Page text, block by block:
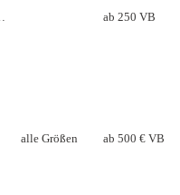
ab 250 VB
alle Größen ab 500 € VB